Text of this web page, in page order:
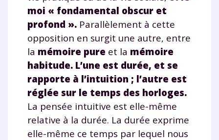
moi « fondamental obscur et
profond ». Parallèlement à cette
opposition en surgit une autre, entre
la mémoire pure et la mémoire
habitude. L’une est durée, et se
rapporte à l’intuition ; l’autre est
réglée sur le temps des horloges.
La pensée intuitive est elle-même
relative à la durée. La durée exprime
elle-même ce temps par lequel nous